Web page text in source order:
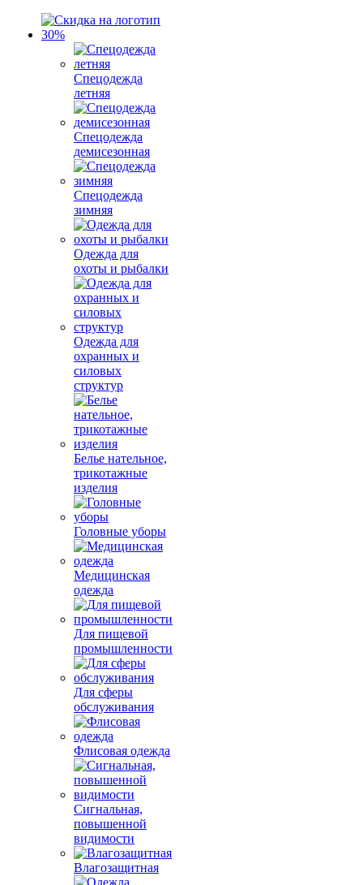
Спецодежда
летняя
Спецодежда
демисезонная
Спецодежда
зимняя
Одежда для
охоты и рыбалки
Одежда для
охранных и
силовых
структур
Белье нательное,
трикотажные
изделия
Головные уборы
Медицинская
одежда
Для пищевой
промышленности
Для сферы
обслуживания
Флисовая одежда
Сигнальная,
повышенной
видимости
Влагозащитная